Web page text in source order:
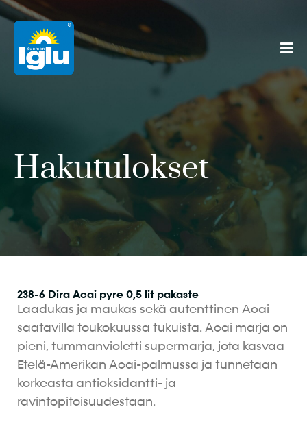
Hakutulokset
238-6 Dira Acai pyre 0,5 lit pakaste
Laadukas ja maukas sekä autenttinen Acai
saatavilla toukokuussa tukuista. Acai marja on
pieni, tummanvioletti supermarja, jota kasvaa
Etelä-Amerikan Acai-palmussa ja tunnetaan
korkeasta antioksidantti- ja
ravintopitoisuudestaan.